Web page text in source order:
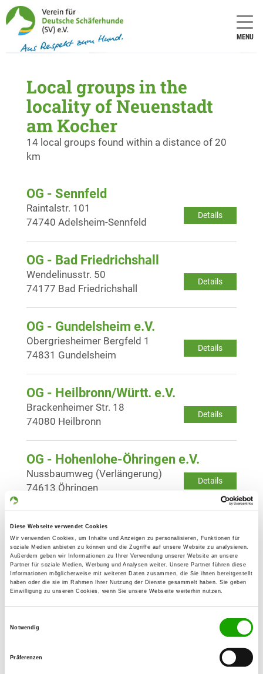
Diese Webseite verwendet Cookies
Wir verwenden Cookies, um Inhalte und Anzeigen zu personalisieren, Funktionen für
soziale Medien anbieten zu können und die Zugriffe auf unsere Website zu analysieren.
Außerdem geben wir Informationen zu Ihrer Verwendung unserer Website an unsere
Partner für soziale Medien, Werbung und Analysen weiter. Unsere Partner führen diese
Informationen möglicherweise mit weiteren Daten zusammen, die Sie ihnen bereitgestellt
haben oder die sie im Rahmen Ihrer Nutzung der Dienste gesammelt haben. Sie geben
Einwilligung zu unseren Cookies, wenn Sie unsere Webseite weiterhin nutzen.
Notwendig
Präferenzen
MENU
Local groups in the
locality of Neuenstadt
am Kocher
14 local groups found within a distance of 20
km
OG - Sennfeld
Details
Raintalstr. 101
74740 Adelsheim-Sennfeld
OG - Bad Friedrichshall
Details
Wendelinusstr. 50
74177 Bad Friedrichshall
OG - Gundelsheim e.V.
Details
Obergriesheimer Bergfeld 1
74831 Gundelsheim
OG - Heilbronn/Württ. e.V.
Details
Brackenheimer Str. 18
74080 Heilbronn
OG - Hohenlohe-Öhringen e.V.
Details
Nussbaumweg (Verlängerung)
74613 Öhringen
OG - Leingarten e.V.
Details
Am Hardt 1
74211 Leingarten
OG - Neckarsulm e.V.
Am Roßmarkt 1
OG - Neuenstein e.V.